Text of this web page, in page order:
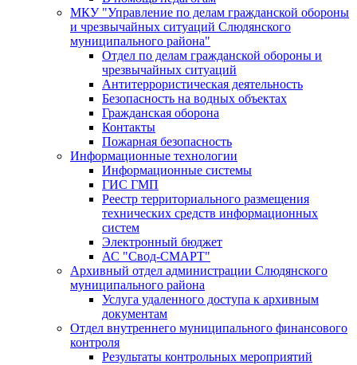
МКУ "Управление по делам гражданской обороны
и чрезвычайных ситуаций Слюдянского
муниципального района"
Отдел по делам гражданской обороны и
чрезвычайных ситуаций
Антитеррористическая деятельность
Безопасность на водных объектах
Гражданская оборона
Контакты
Пожарная безопасность
Информационные технологии
Информационные системы
ГИС ГМП
Реестр территориального размещения
технических средств информационных
систем
Электронный бюджет
АС "Свод-СМАРТ"
Архивный отдел администрации Слюдянского
муниципального района
Услуга удаленного доступа к архивным
документам
Отдел внутреннего муниципального финансового
контроля
Результаты контрольных мероприятий